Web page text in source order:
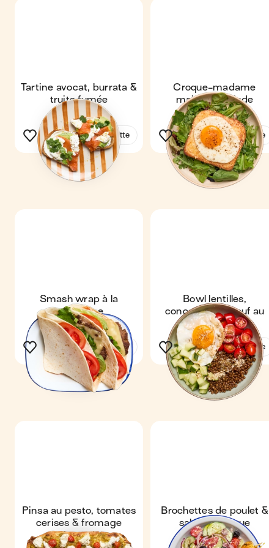
Tartine avocat, burrata &
truite fumée
Voir la recette
Croque-madame
maison & salade
Voir la recette
Smash wrap à la
mexicaine
Voir la recette
Bowl lentilles,
concombre & œuf au
parmesan
Voir la recette
Pinsa au pesto, tomates
cerises & fromage
fouetté
Brochettes de poulet &
salade grecque